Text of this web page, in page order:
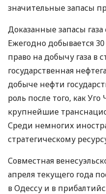
значительные запасы
Доказанные запасы газа
Ежегодно добывается
право на добычу газа в
государственная
добыче нефти
роль после того, как
крупнейшие
Среди немногих
стратегическому
Совместная
апреля текущего года
в Одессу и в